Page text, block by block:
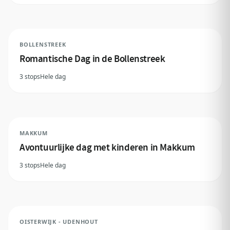
BOLLENSTREEK
Romantische Dag in de Bollenstreek
3 stopsHele dag
MAKKUM
Avontuurlijke dag met kinderen in Makkum
3 stopsHele dag
OISTERWIJK - UDENHOUT